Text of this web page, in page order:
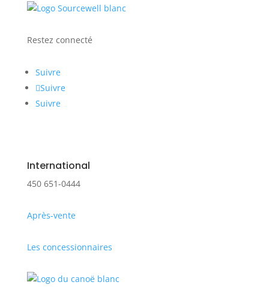
Restez connecté
Suivre
Suivre
Suivre
International
450 651-0444
Après-vente
Les concessionnaires